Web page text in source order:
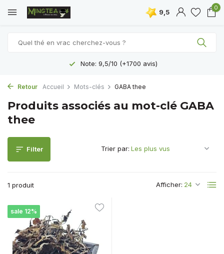
9,5
0
Note: 9,5/10 (+1700 avis)
Retour Accueil Mots-clés GABA thee
Produits associés au mot-clé GABA
thee
Filter
1 produit Afficher:
Trier par:
sale 12%